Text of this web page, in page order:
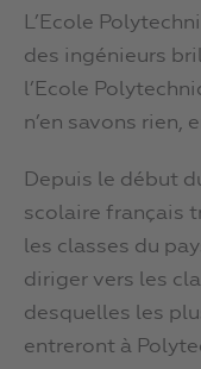
L’Ecole
des ingénieurs
l’Ecole
n’en savons rien,
Depuis le début
scolaire français
les classes du
diriger vers les
desquelles les
entreront à